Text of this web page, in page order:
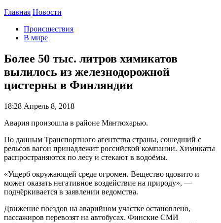
Главная Новости
Происшествия
В мире
Более 50 тыс. литров химикатов
вылилось из железнодорожной
цистерны в Финляндии
18:28 Апрель 8, 2018
Авария произошла в районе Мянтюхарью.
По данным Транспортного агентства страны, сошедший с
рельсов вагон принадлежит российской компании. Химикаты
распространяются по лесу и стекают в водоёмы.
«Ущерб окружающей среде огромен. Вещество ядовито и
может оказать негативное воздействие на природу», —
подчёркивается в заявлении ведомства.
Движение поездов на аварийном участке остановлено,
пассажиров перевозят на автобусах. Финские СМИ